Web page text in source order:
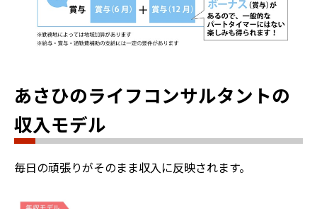
あさひのライフコンサルタントの
収入モデル
毎日の頑張りがそのまま収入に反映されます。